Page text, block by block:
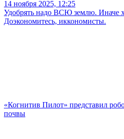
14 ноября 2025, 12:25
Удобрять надо ВСЮ землю. Иначе
Доэкономитесь, иккономисты.
«Когнитив Пилот» представил
почвы